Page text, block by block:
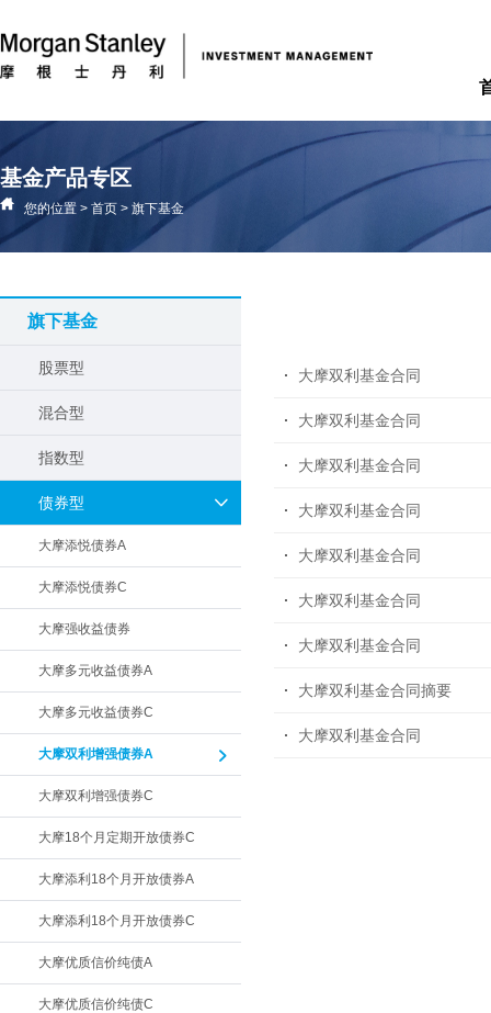
基金产品专区
您的位置 > 首页 > 旗下基金
旗下基金
股票型
混合型
指数型
债券型
大摩添悦债券A
大摩添悦债券C
大摩强收益债券
大摩多元收益债券A
大摩多元收益债券C
大摩双利增强债券A
大摩双利增强债券C
大摩18个月定期开放债券C
大摩添利18个月开放债券A
大摩添利18个月开放债券C
大摩优质信价纯债A
大摩优质信价纯债C
大摩双利基金合同
大摩双利基金合同
大摩双利基金合同
大摩双利基金合同
大摩双利基金合同
大摩双利基金合同
大摩双利基金合同
大摩双利基金合同摘要
大摩双利基金合同